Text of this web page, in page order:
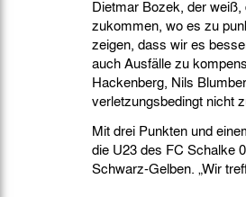
Dietmar Bozek, der
zukommen, wo es zu
zeigen, dass wir es
auch Ausfälle zu
Hackenberg, Nils
verletzungsbedingt nicht
Mit drei Punkten und
die U23 des FC Schalke
Schwarz-Gelben. „Wir